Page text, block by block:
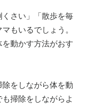
くさい」「散歩を毎
もいるでしょう。
動かす方法がおす
をしながら体を動
掃除をしながらよ